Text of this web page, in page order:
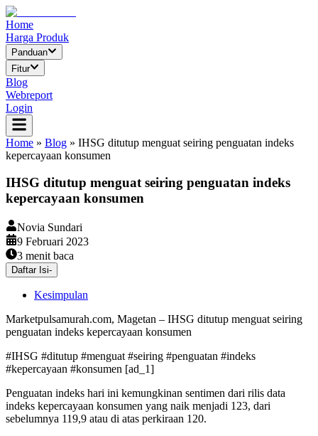
Home
Harga Produk
Panduan
Fitur
Blog
Webreport
Login
Home » Blog » IHSG ditutup menguat seiring penguatan indeks
kepercayaan konsumen
IHSG ditutup menguat seiring penguatan indeks
kepercayaan konsumen
Novia Sundari
9 Februari 2023
3 menit baca
Daftar Isi-
Kesimpulan
Marketpulsamurah.com, Magetan – IHSG ditutup menguat seiring
penguatan indeks kepercayaan konsumen
#IHSG #ditutup #menguat #seiring #penguatan #indeks
#kepercayaan #konsumen [ad_1]
Penguatan indeks hari ini kemungkinan sentimen dari rilis data
indeks kepercayaan konsumen yang naik menjadi 123, dari
sebelumnya 119,9 atau di atas perkiraan 120.